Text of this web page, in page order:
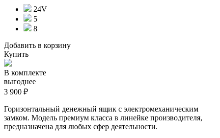
24V
5
8
Добавить в корзину
Купить
В комплекте
выгоднее
3 900 ₽
Горизонтальный денежный ящик с электромеханическим
замком. Модель премиум класса в линейке производителя,
предназначена для любых сфер деятельности.